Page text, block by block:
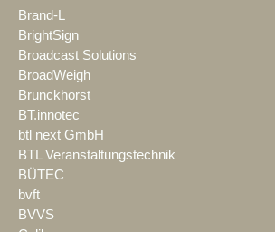
Brand-L
BrightSign
Broadcast Solutions
BroadWeigh
Brunckhorst
BT.innotec
btl next GmbH
BTL Veranstaltungstechnik
BÜTEC
bvft
BVVS